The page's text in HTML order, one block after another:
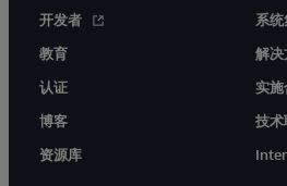
开发者
教育
认证
博客
资源库
系
解决
实
技术